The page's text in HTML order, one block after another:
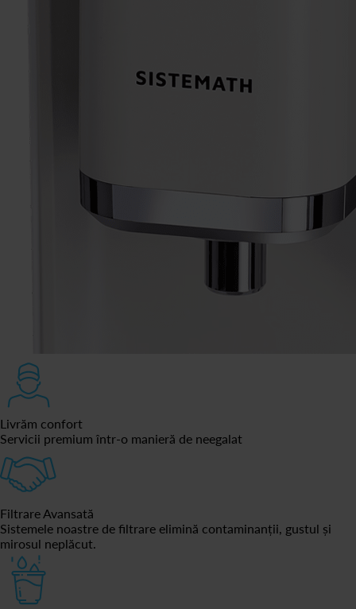
Livrăm confort
Servicii premium într-o manieră de neegalat
Filtrare Avansată
Sistemele noastre de filtrare elimină contaminanții, gustul și
mirosul neplăcut.